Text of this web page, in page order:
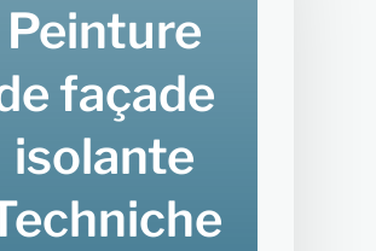
Peinture
façade
isolante